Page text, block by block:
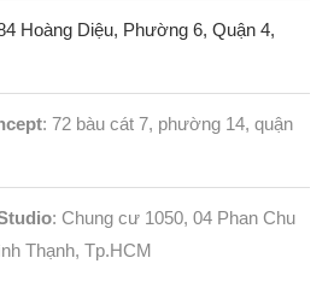
Hoàng Diệu, Phường 6, Quận 4,
: 72 bàu cát 7, phường 14, quận
: Chung cư 1050, 04 Phan Chu
Thạnh, Tp.HCM